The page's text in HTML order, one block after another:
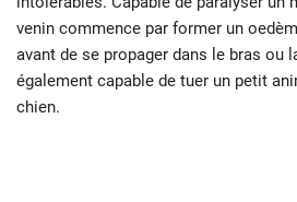
venin commence par former un
avant de se propager dans le bras ou
également capable de tuer un petit
chien.